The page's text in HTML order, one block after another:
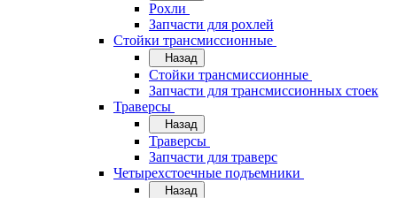
Рохли
Запчасти для рохлей
Стойки трансмиссионные
Назад
Стойки трансмиссионные
Запчасти для трансмиссионных стоек
Траверсы
Назад
Траверсы
Запчасти для траверс
Четырехстоечные подъемники
Назад